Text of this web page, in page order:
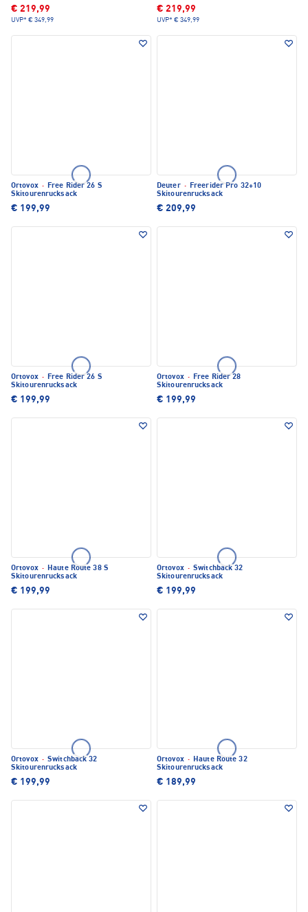
€ 219,99
UVP* € 349,99
€ 219,99
UVP* € 349,99
Ortovox · Free Rider 26 S
Skitourenrucksack
€ 199,99
Deuter · Freerider Pro 32+10
Skitourenrucksack
€ 209,99
Ortovox · Free Rider 26 S
Skitourenrucksack
€ 199,99
Ortovox · Free Rider 28
Skitourenrucksack
€ 199,99
Ortovox · Haute Route 38 S
Skitourenrucksack
€ 199,99
Ortovox · Switchback 32
Skitourenrucksack
€ 199,99
Ortovox · Switchback 32
Skitourenrucksack
€ 199,99
Ortovox · Haute Route 32
Skitourenrucksack
€ 189,99